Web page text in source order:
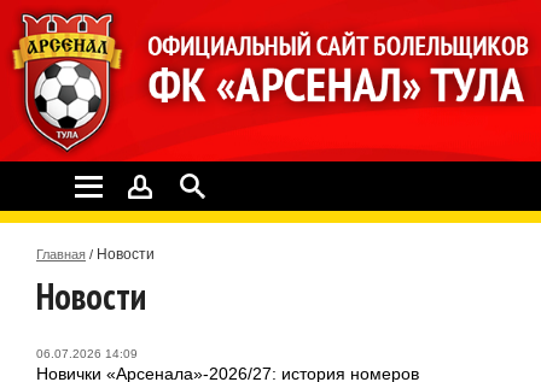
Главная / Новости
Новости
06.07.2026 14:09
Новички «Арсенала»-2026/27: история номеров